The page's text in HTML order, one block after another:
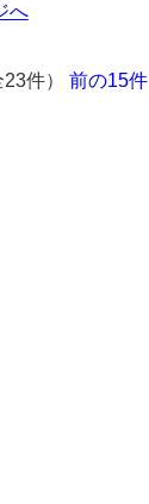
へ
23件）前の15件